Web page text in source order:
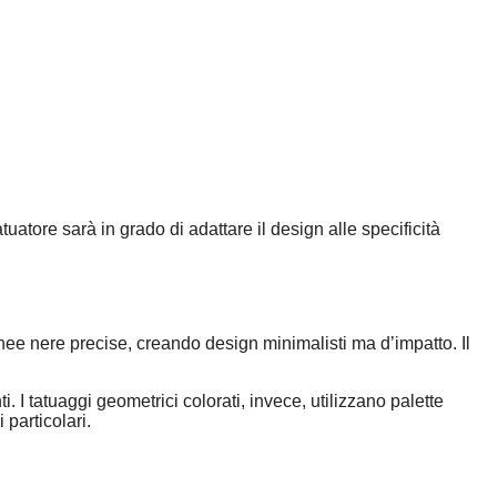
sarà in grado di adattare il design alle specificità
nere precise, creando design minimalisti ma d’impatto. Il
I tatuaggi geometrici colorati, invece, utilizzano palette
particolari.